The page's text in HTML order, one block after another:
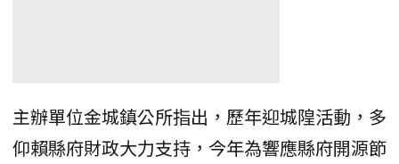
主辦單位金城鎮公所指出，歷年迎城隍活動，多
仰賴縣府財政大力支持，今年為響應縣府開源節